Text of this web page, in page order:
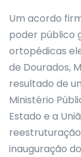
Um acordo
poder público
ortopédicas
de Dourados,
resultado de
Ministério
Estado e a
inauguração